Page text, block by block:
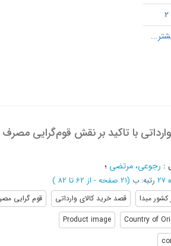
با تاکید بر نقش قوم‌گرایی مصرف
: رجوعی، مرتضی ؛
رتبه: ب (‎21 صفحه - از 62 تا 82 )
مبدا قصد خرید کالای وارداتی
قوم گرایی
Country of
Product image